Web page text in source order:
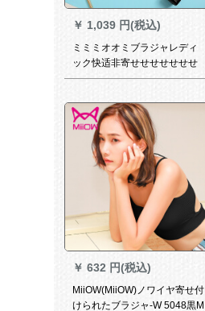
￥ 1,039 円(税込)
ミミミオオミブラジャレディ
ック快适非寄せせせせせせせ
せせせせせせブラノワワ通気
ァト肌色85 A/B
￥ 632 円(税込)
MiiOW(MiiOW)ノワイヤ寄せ付
けられたブラジャ-W 5048黒M